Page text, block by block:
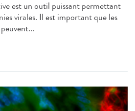
est un outil puissant permettant
virales. Il est important que les